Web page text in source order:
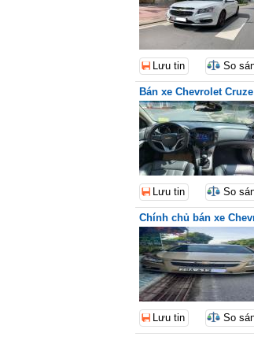
Lưu tin So
Bán xe Chevrolet
Lưu tin So
Chính chủ bán xe
Lưu tin So